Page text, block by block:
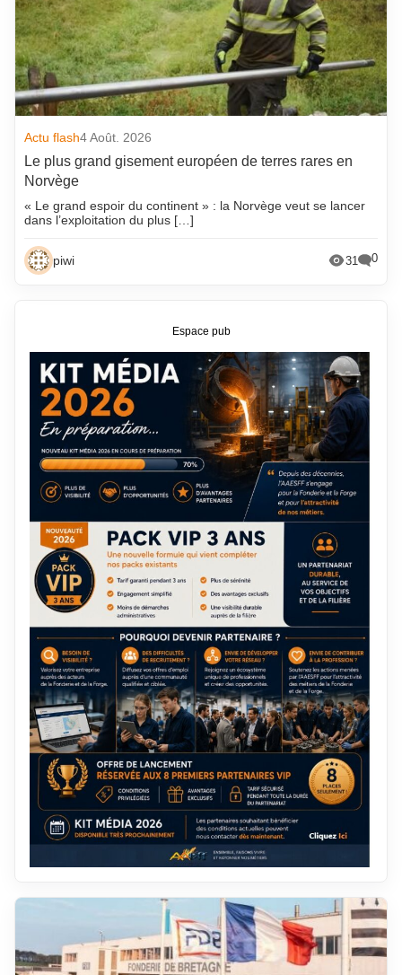
Actu flash4 Août. 2026
Le plus grand gisement européen de terres rares en
Norvège
« Le grand espoir du continent » : la Norvège veut se lancer
dans l’exploitation du plus […]
piwi 31 0
Espace pub